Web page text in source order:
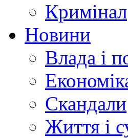
Кримінал
Новини
Влада і
Скандали
Життя і